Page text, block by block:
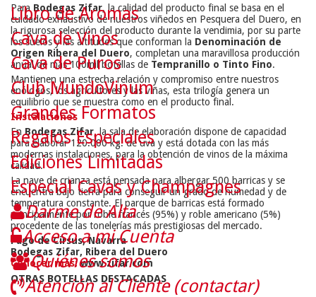
Para Bodegas Zifar, la calidad del producto final se basa en el
cuidado exhaustivo de nuestros viñedos en Pesquera del Duero, en
la rigurosa selección del producto durante la vendimia, por su parte
los suelos y las altitudes que conforman la Denominación de
Origen Ribera del Duero, completan una maravillosa producción
anual de más 100mil botellas de Tempranillo o Tinto Fino.
Mantienen una estrecha relación y compromiso entre nuestros
enólogos, los agricultores y las viñas, esta trilogía genera un
equilibrio que se muestra como en el producto final.
Instalaciones
EnBodegas Zifar, la sala de elaboración dispone de capacidad
para elaborar 120.000 kg. de uva y está dotada con las más
modernas instalaciones, para la obtención de vinos de la máxima
calidad.
La nave de crianza está pensada para albergar 500 barricas y se
encuentra bajo tierra para conseguir un grado de humedad y de
temperatura constante. El parque de barricas está formado
principalmente por roble francés (95%) y roble americano (5%)
procedente de las tonelerías más prestigiosas del mercado.
Pago de Cirsus, Navarra
Bodegas Zifar, Ribera del Duero
Conocer más:www.zifar.com
OTRAS BOTELLAS DESTACADAS
Libro de Aromas
Cava de Vinos
Cava de Puros
Club MundoVinum
Grandes Formatos
Regalos Especiales
Ediciones Limitadas
Especial Cavas y Champagnes
Darme de Alta
Acceso a mi Cuenta
Quiénes somos
Atención al Cliente (contactar)